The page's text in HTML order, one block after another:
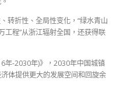
转折性、全局性变化，“绿水青山
工程”从浙江辐射全国，还获得联
年-2030年)》，2030年中国城镇
体提供更大的发展空间和回旋余